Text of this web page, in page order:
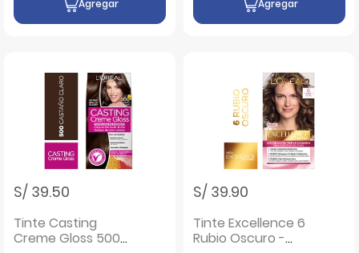
Agregar Agregar
S/ 39.50
Tinte Casting
Creme Gloss 500
S/ 39.90
Tinte Excellence 6
Rubio Oscuro -